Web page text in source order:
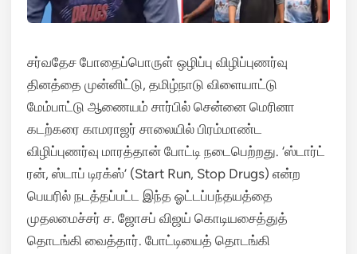
சர்வதேச போதைப்பொருள் ஒழிப்பு விழிப்புணர்வு
தினத்தை முன்னிட்டு, தமிழ்நாடு விளையாட்டு
மேம்பாட்டு ஆணையம் சார்பில் சென்னை மெரினா
கடற்கரை காமராஜர் சாலையில் பிரம்மாண்ட
விழிப்புணர்வு மாரத்தான் போட்டி நடைபெற்றது. ‘ஸ்டார்ட்
ரன், ஸ்டாப் டிரக்ஸ்’ (Start Run, Stop Drugs) என்ற
பெயரில் நடத்தப்பட்ட இந்த ஓட்டப்பந்தயத்தை
முதலமைச்சர் ச. ஜோசப் விஜய் கொடியசைத்துத்
தொடங்கி வைத்தார். போட்டியைத் தொடங்கி